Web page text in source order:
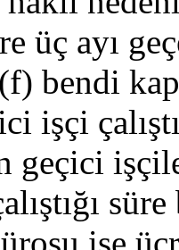
üç ayı
bendi
işçi
geçici